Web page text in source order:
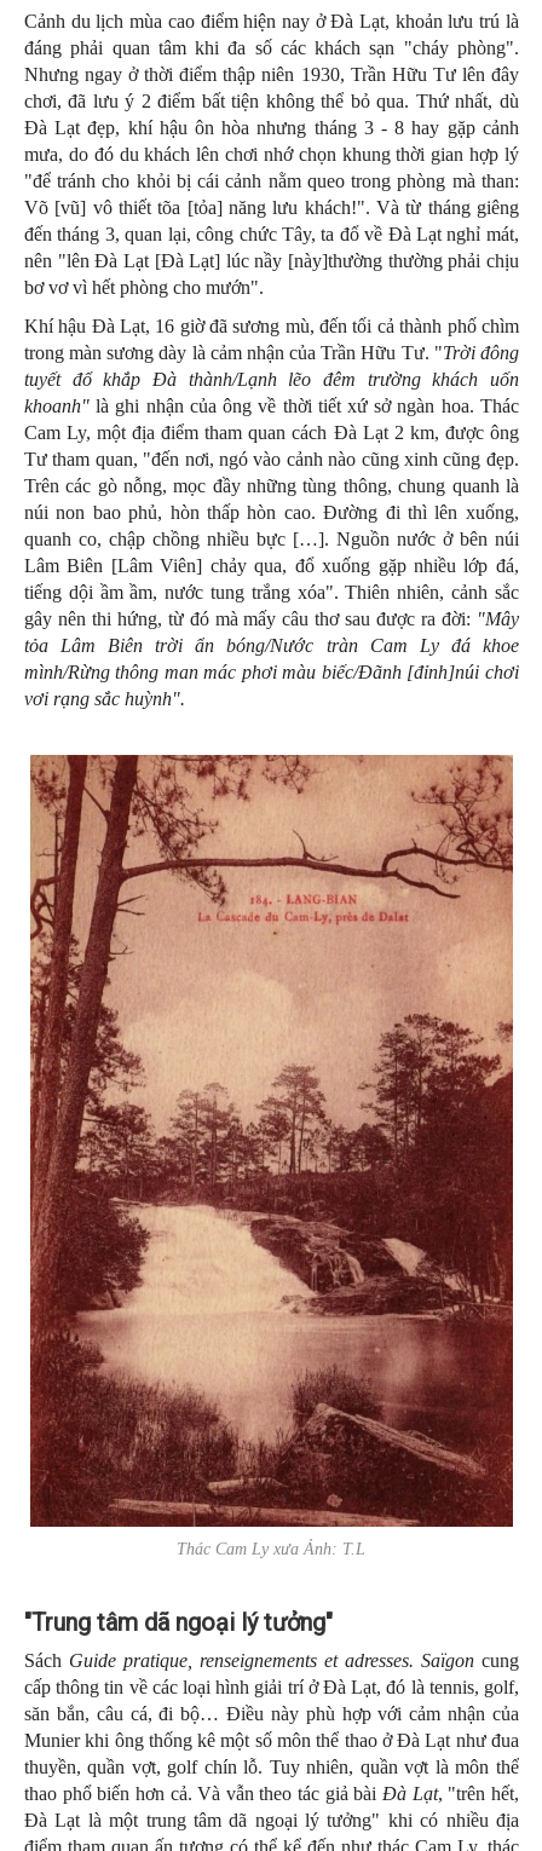
Cảnh du lịch mùa cao điểm hiện nay ở Đà Lạt, khoản lưu trú là
đáng phải quan tâm khi đa số các khách sạn "cháy phòng".
Nhưng ngay ở thời điểm thập niên 1930, Trần Hữu Tư lên đây
chơi, đã lưu ý 2 điểm bất tiện không thể bỏ qua. Thứ nhất, dù
Đà Lạt đẹp, khí hậu ôn hòa nhưng tháng 3 - 8 hay gặp cảnh
mưa, do đó du khách lên chơi nhớ chọn khung thời gian hợp lý
"để tránh cho khỏi bị cái cảnh nằm queo trong phòng mà than:
Võ [vũ] vô thiết tõa [tỏa] năng lưu khách!". Và từ tháng giêng
đến tháng 3, quan lại, công chức Tây, ta đổ về Đà Lạt nghỉ mát,
nên "lên Đà Lạt [Đà Lạt] lúc nầy [này]thường thường phải chịu
bơ vơ vì hết phòng cho mướn".
Khí hậu Đà Lạt, 16 giờ đã sương mù, đến tối cả thành phố chìm
trong màn sương dày là cảm nhận của Trần Hữu Tư. "Trời đông
tuyết đổ khắp Đà thành/Lạnh lẽo đêm trường khách uốn
khoanh"là ghi nhận của ông về thời tiết xứ sở ngàn hoa. Thác
Cam Ly, một địa điểm tham quan cách Đà Lạt 2 km, được ông
Tư tham quan, "đến nơi, ngó vào cảnh nào cũng xinh cũng đẹp.
Trên các gò nỗng, mọc đầy những tùng thông, chung quanh là
núi non bao phủ, hòn thấp hòn cao. Đường đi thì lên xuống,
quanh co, chập chồng nhiều bực […]. Nguồn nước ở bên núi
Lâm Biên [Lâm Viên] chảy qua, đổ xuống gặp nhiều lớp đá,
tiếng dội ầm ầm, nước tung trắng xóa". Thiên nhiên, cảnh sắc
gây nên thi hứng, từ đó mà mấy câu thơ sau được ra đời: "Mây
tỏa Lâm Biên trời ẩn bóng/Nước tràn Cam Ly đá khoe
mình/Rừng thông man mác phơi màu biếc/Đãnh [đỉnh]núi chơi
vơi rạng sắc huỳnh".
Thác Cam Ly xưa Ảnh: T.L
"Trung tâm dã ngoại lý tưởng"
Sách Guide pratique, renseignements et adresses. Saïgon cung
cấp thông tin về các loại hình giải trí ở Đà Lạt, đó là tennis, golf,
săn bắn, câu cá, đi bộ… Điều này phù hợp với cảm nhận của
Munier khi ông thống kê một số môn thể thao ở Đà Lạt như đua
thuyền, quần vợt, golf chín lỗ. Tuy nhiên, quần vợt là môn thể
thao phổ biến hơn cả. Và vẫn theo tác giả bài Đà Lạt, "trên hết,
Đà Lạt là một trung tâm dã ngoại lý tưởng" khi có nhiều địa